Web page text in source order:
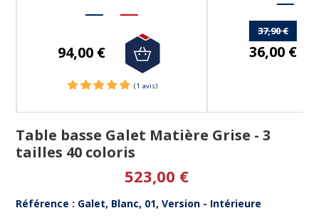
94,00 €
37,90 €
36,00 €
Table basse Galet Matière Grise - 3
tailles 40 coloris
523,00 €
Référence : Galet, Blanc, 01, Version - Intérieure